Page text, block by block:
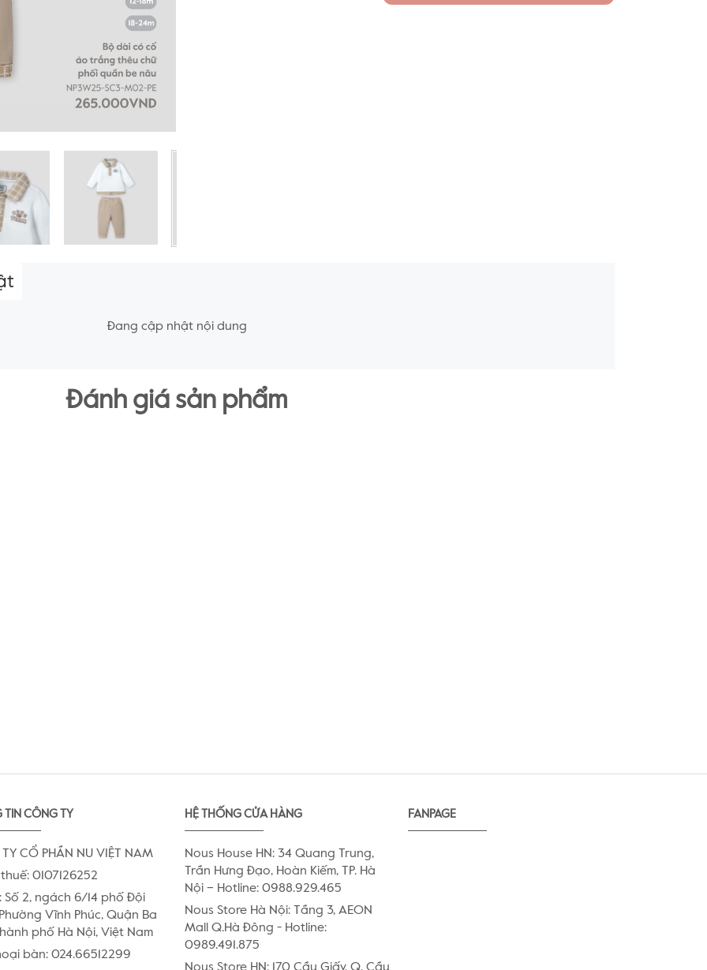
Đang cập nhật nội dung
Đánh giá sản phẩm
TIN CÔNG TY
CỔ PHẦN NU VIỆT NAM
0107126252
Số 2, ngách 6/14 phố Đội
Vĩnh Phúc, Quận Ba
phố Hà Nội, Việt Nam
bàn: 024.66512299
HỆ THỐNG CỬA HÀNG
Nous House HN: 34 Quang Trung,
Trần Hưng Đạo, Hoàn Kiếm, TP. Hà
Nội – Hotline: 0988.929.465
Nous Store Hà Nội: Tầng 3, AEON
Mall Q.Hà Đông - Hotline:
0989.491.875
FANPAGE